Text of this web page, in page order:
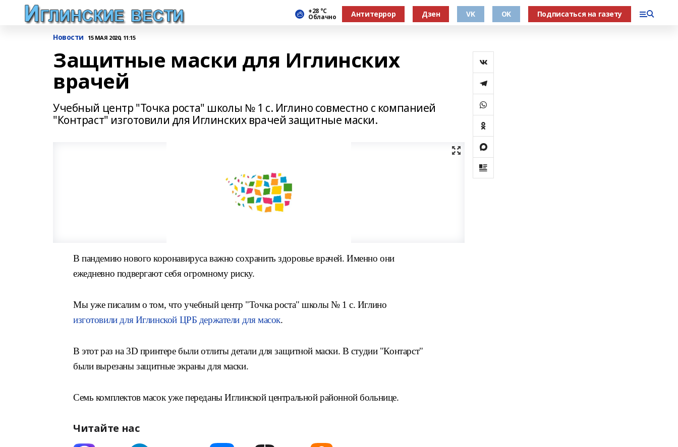
+28 °С
Облачно Антитеррор Дзен VK OK Подписаться на газету
Новости 15 МАЯ 2020, 11:15
Защитные маски для Иглинских
врачей
Учебный центр "Точка роста" школы № 1 с. Иглино совместно с компанией
"Контраст" изготовили для Иглинских врачей защитные маски.
В пандемию нового коронавируса важно сохранить здоровье врачей. Именно они
ежедневно подвергают себя огромному риску.
Мы уже писалим о том, что учебный центр "Точка роста" школы № 1 с. Иглино
изготовили для Иглинской ЦРБ держатели для масок.
В этот раз на 3D принтере были отлиты детали для защитной маски. В студии "Контарст"
были вырезаны защитные экраны для маски.
Семь комплектов масок уже переданы Иглинской центральной районной больнице.
Читайте нас